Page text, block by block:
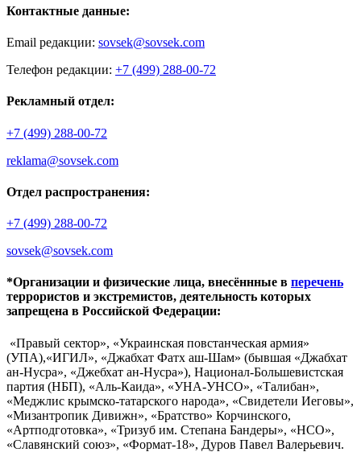
Контактные данные:
Email редакции: sovsek@sovsek.com
Телефон редакции: +7 (499) 288-00-72
Рекламный отдел:
+7 (499) 288-00-72
reklama@sovsek.com
Отдел распространения:
+7 (499) 288-00-72
sovsek@sovsek.com
*Организации и физические лица, внесённные в перечень
террористов и экстремистов, деятельность которых
запрещена в Российской Федерации:
«Правый сектор», «Украинская повстанческая армия»
(УПА),«ИГИЛ», «Джабхат Фатх аш-Шам» (бывшая «Джабхат
ан-Нусра», «Джебхат ан-Нусра»), Национал-Большевистская
партия (НБП), «Аль-Каида», «УНА-УНСО», «Талибан»,
«Меджлис крымско-татарского народа», «Свидетели Иеговы»,
«Мизантропик Дивижн», «Братство» Корчинского,
«Артподготовка», «Тризуб им. Степана Бандеры», «НСО»,
«Славянский союз», «Формат-18», Дуров Павел Валерьевич.